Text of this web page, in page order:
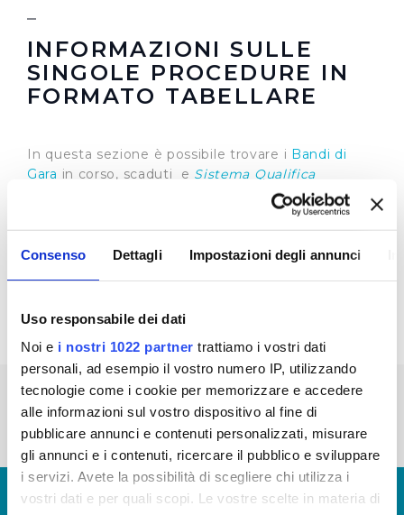
Consenso Dettagli Impostazioni degli annunci
Uso responsabile dei dati
Noi e i nostri 1022 partner trattiamo i vostri dati
personali, ad esempio il vostro numero IP, utilizzando
tecnologie come i cookie per memorizzare e accedere
alle informazioni sul vostro dispositivo al fine di
pubblicare annunci e contenuti personalizzati, misurare
gli annunci e i contenuti, ricercare il pubblico e sviluppare
i servizi. Avete la possibilità di scegliere chi utilizza i
vostri dati e per quali scopi. Le vostre scelte in materia di
INFORMAZIONI SULLE
SINGOLE PROCEDURE IN
FORMATO TABELLARE
In questa sezione è possibile trovare i Bandi di
Gara in corso, scaduti e Sistema Qualifica
2014-2015-2016-2017-2018-2019-2020-2021
(visualizza documentazione)
« prima ‹ precedente 1 2 3 4
6
7
© Copyright 2017 - 2026
GLOSSARIO